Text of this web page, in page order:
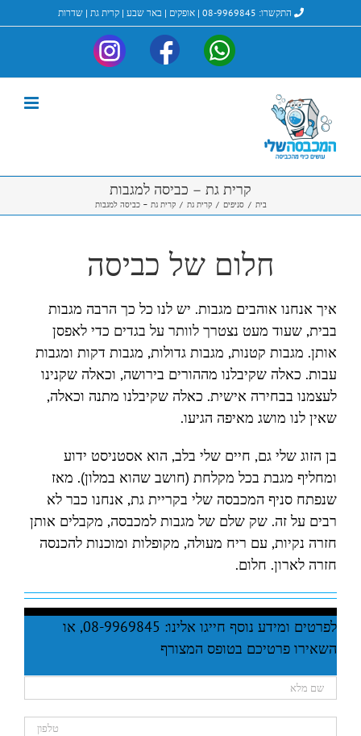
לתוכן
התקשרו: 08-9969845
|אופקים |באר שבע |קרית גת |שדרות
My-
My-
My-
קרית גת – כביסה למגבות
בית / סניפים / קרית גת / קרית גת – כביסה למגבות
חלום של כביסה
איך אנחנו אוהבים מגבות. יש לנו כל כך הרבה מגבות
בבית, שעוד מעט נצטרך לוותר על בגדים כדי לאפסן
אותן. מגבות קטנות, מגבות גדולות, מגבות דקות ומגבות
עבות. כאלה שקיבלנו מההורים בירושה, וכאלה שקנינו
לעצמנו בבחירה אישית. כאלה שקיבלנו מתנה וכאלה,
שאין לנו מושג מאיפה הגיעו.
בן הזוג שלי גם, חיים שלי בלב, הוא אסטניסט ידוע
ומחליף מגבת בכל מקלחת (חושב שהוא במלון). מאז
שנפתח סניף המכבסה שלי בקריית גת, אנחנו כבר לא
רבים על זה. שק שלם של מגבות למכבסה, מקבלים אותן
חזרה נקיות, עם ריח מעולה, מקופלות ומוכנות להכנסה
חזרה לארון. חלום.
לפרטים ומידע נוסף חייגו אלינו: 08-9969845, או
השאירו פרטיכם בטופס המצורף